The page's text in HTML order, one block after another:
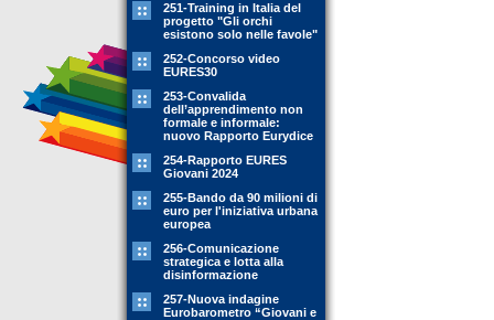
251-Training in Italia del
progetto "Gli orchi
esistono solo nelle favole"
252-Concorso video
EURES30
253-Convalida
dell’apprendimento non
formale e informale:
nuovo Rapporto Eurydice
254-Rapporto EURES
Giovani 2024
255-Bando da 90 milioni di
euro per l'iniziativa urbana
europea
256-Comunicazione
strategica e lotta alla
disinformazione
257-Nuova indagine
Eurobarometro “Giovani e